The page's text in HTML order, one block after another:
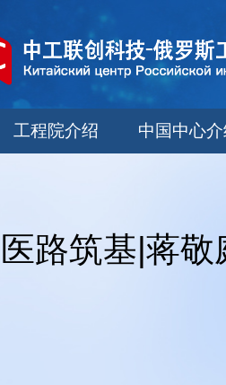
工程院介绍 中国中心
医路筑基|蒋